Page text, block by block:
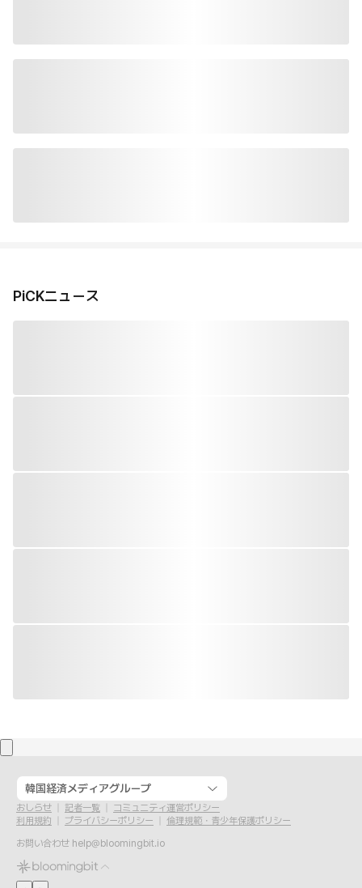
PiCKニュース
韓国経済メディアグループ
おしらせ 記者一覧
コミュニティ運営ポリシー
利用規約
プライバシーポリシー
倫理規範・青少年保護ポリシー
お問い合わせ help@bloomingbit.io